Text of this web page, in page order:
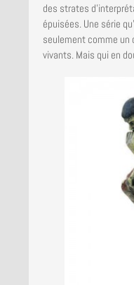
des strates
épuisées. Une série
seulement comme un
vivants. Mais qui en